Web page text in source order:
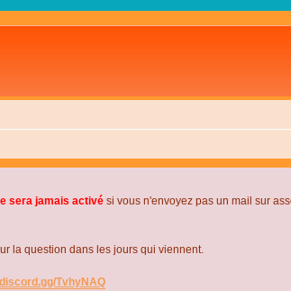
sera jamais activé si vous n'envoyez pas un mail sur
la question dans les jours qui viennent.
TvhyNAQ